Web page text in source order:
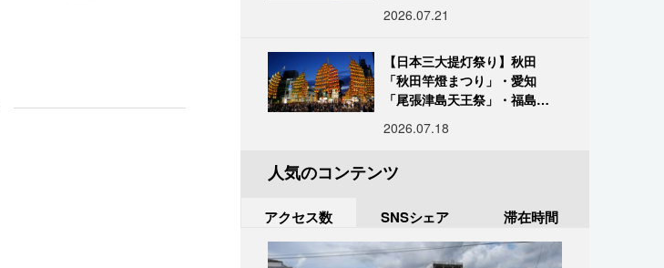
2026.07.21
【日本三大提灯祭り】秋田
「秋田竿燈まつり」・愛知
「尾張津島天王祭」・福島
だしい灯火が夜空を照らす光
2026.07.18
人気のコンテンツ
アクセス数 SNSシェア 滞在時間